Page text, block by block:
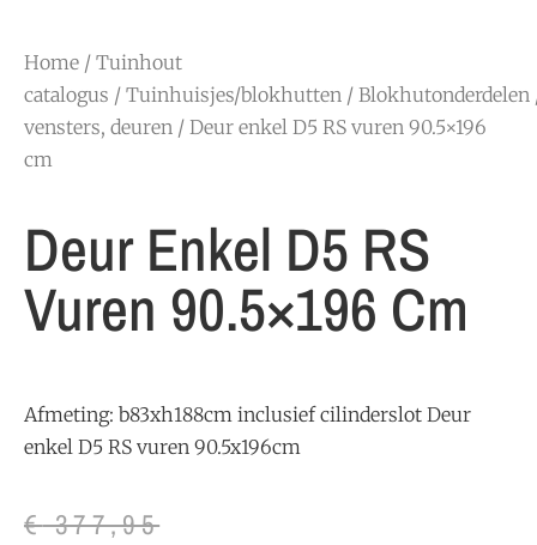
Home / Tuinhout
catalogus / Tuinhuisjes/blokhutten / Blokhutonderdelen
vensters, deuren / Deur enkel D5 RS vuren 90.5×196
cm
Deur Enkel D5 RS
Vuren 90.5×196 Cm
Afmeting: b83xh188cm inclusief cilinderslot Deur
enkel D5 RS vuren 90.5x196cm
€377,95